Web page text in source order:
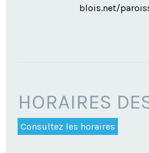
blois.net/
HORAIRES
Consultez les horaires